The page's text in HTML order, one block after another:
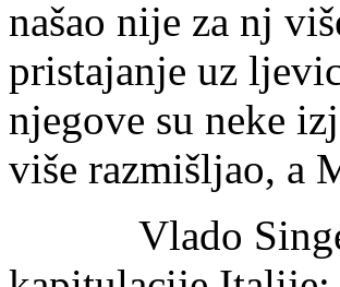
našao nije za nj
pristajanje uz
njegove su neke
više razmišljao, a
Vlado Singer